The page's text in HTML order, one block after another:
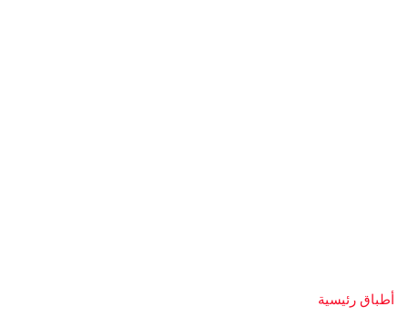
أطباق رئيسية